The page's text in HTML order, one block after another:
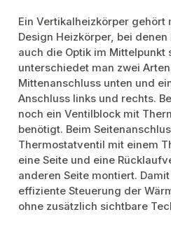
Ein Vertikalheizkörper
Design Heizkörper, bei
auch die Optik im Mittelpunkt
unterschiedet man zwei
Mittenanschluss unten und
Anschluss links und rechts.
noch ein Ventilblock mit
benötigt. Beim
Thermostatventil mit einem
eine Seite und eine
anderen Seite montiert.
effiziente Steuerung der
ohne zusätzlich sichtbare